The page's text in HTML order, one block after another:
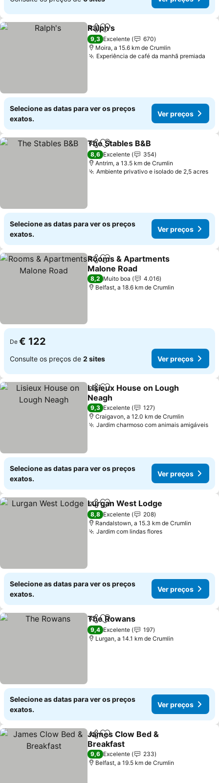
PartilharAdicionar aos favoritos
Ralph's
9,3 Excelente
670
Moira, a 15.6 km de Crumlin
Experiência de café da manhã premiada
Selecione as datas para ver os preços
exatos.
Ver preços
PartilharAdicionar aos favoritos
The Stables B&B
8,6 Excelente
354
Antrim, a 13.5 km de Crumlin
Ambiente privativo e isolado de 2,5 acres
Selecione as datas para ver os preços
exatos.
Ver preços
PartilharAdicionar aos favoritos
Rooms & Apartments
Malone Road
8,2 Muito boa
4.016
Belfast, a 18.6 km de Crumlin
De € 122
Consulte os preços de 2 sites Ver preços
PartilharAdicionar aos favoritos
Lisieux House on Lough
Neagh
9,3 Excelente
127
Craigavon, a 12.0 km de Crumlin
Jardim charmoso com animais amigáveis
Selecione as datas para ver os preços
exatos.
Ver preços
PartilharAdicionar aos favoritos
Lurgan West Lodge
8,8 Excelente
208
Randalstown, a 15.3 km de Crumlin
Jardim com lindas flores
Selecione as datas para ver os preços
exatos.
Ver preços
PartilharAdicionar aos favoritos
The Rowans
9,4 Excelente
197
Lurgan, a 14.1 km de Crumlin
Selecione as datas para ver os preços
exatos.
Ver preços
PartilharAdicionar aos favoritos
James Clow Bed &
Breakfast
9,6 Excelente
233
Belfast, a 19.5 km de Crumlin